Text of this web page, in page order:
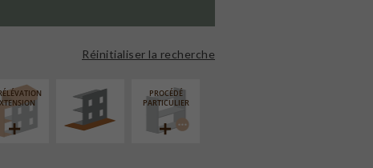
Réinitialiser la recherche
PROCÉDÉ
PARTICULIER